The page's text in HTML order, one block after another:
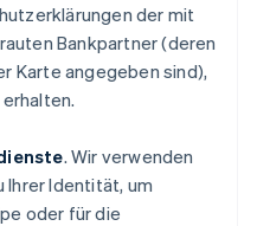
der mit
Bankpartner (deren
Karte angegeben sind),
. Wir verwenden
Identität, um
oder für die